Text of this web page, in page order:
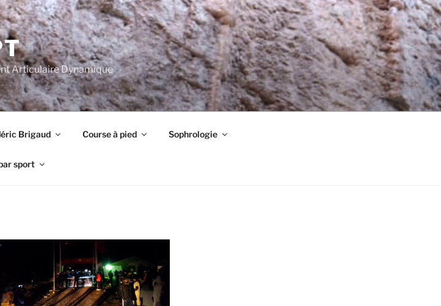
Articulaire Dynamique
Brigaud Course à pied Sophrologie
sport